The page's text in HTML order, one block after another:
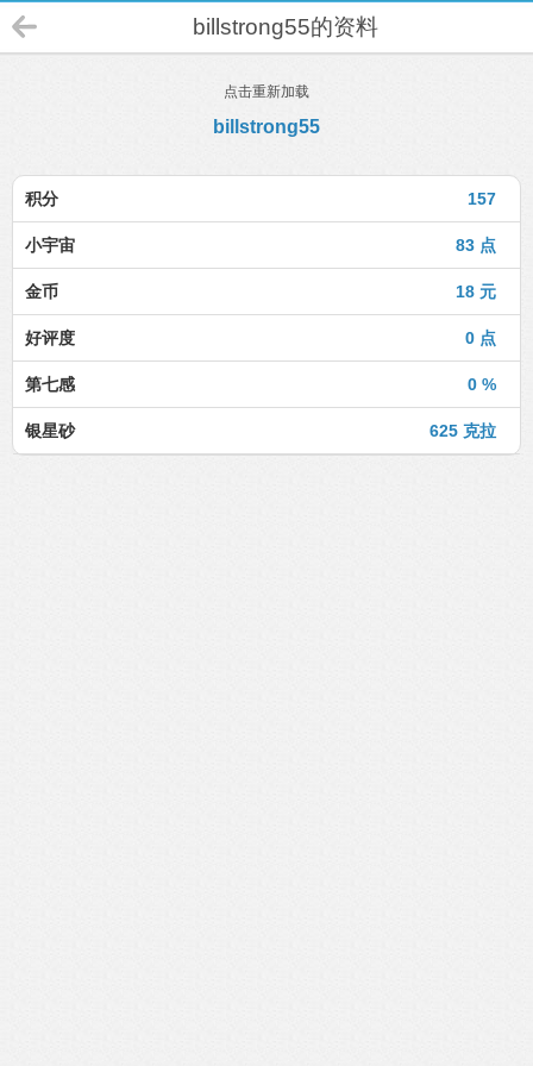
billstrong55的资料
点击重新加载
billstrong55
157
积分
83 点
小宇宙
18 元
金币
0 点
好评度
0 %
第七感
625 克拉
银星砂